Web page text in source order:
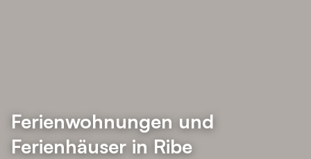
Ferienwohnungen und
Ferienhäuser in Ribe